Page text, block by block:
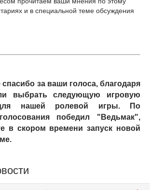
и в специальной теме обсуждения
за ваши голоса, благодаря
выбрать следующую игровую
нашей ролевой игры. По
победил "Ведьмак",
в скором времени запуск новой